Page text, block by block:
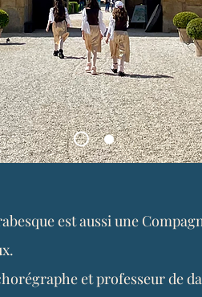
est aussi une
et professeur de